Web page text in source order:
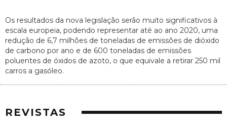
Os resultados da nova legislação serão muito significativos à
escala europeia, podendo representar até ao ano 2020, uma
redução de 6,7 milhões de toneladas de emissões de dióxido
de carbono por ano e de 600 toneladas de emissões
poluentes de óxidos de azoto, o que equivale a retirar 250 mil
carros a gasóleo.
REVISTAS